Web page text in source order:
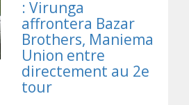
: Virunga
affrontera Bazar
Brothers, Maniema
Union entre
directement au 2e
tour